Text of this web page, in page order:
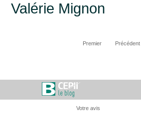
Valérie Mignon
Premier Précédent
Votre avis